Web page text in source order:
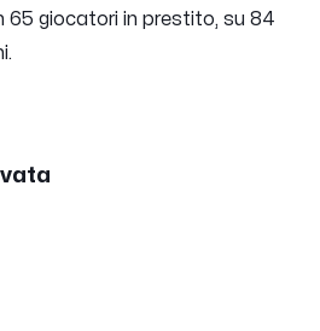
65 giocatori in prestito, su 84